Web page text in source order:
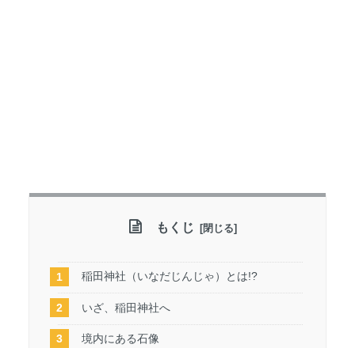
もくじ
稲田神社（いなだじんじゃ）とは!?
いざ、稲田神社へ
境内にある石像